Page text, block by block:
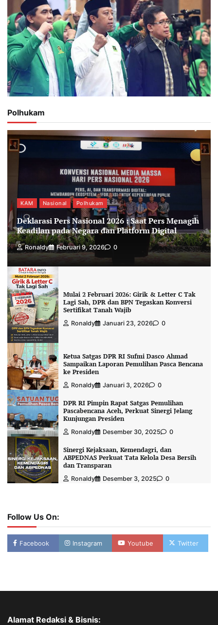
Polhukam
KAM Nasional Polhukam
Deklarasi Pers Nasional 2026 : Saat Pers Menagih
Keadilan pada Negara dan Platform Digital
Ronaldy Februari 9, 2026 0
Mulai 2 Februari 2026: Girik & Letter C Tak
Lagi Sah, DPR dan BPN Tegaskan Konversi
Sertifikat Tanah Wajib
Ronaldy Januari 23, 2026 0
Ketua Satgas DPR RI Sufmi Dasco Ahmad
Sampaikan Laporan Pemulihan Pasca Bencana
ke Presiden
Ronaldy Januari 3, 2026 0
DPR RI Pimpin Rapat Satgas Pemulihan
Pascabencana Aceh, Perkuat Sinergi Jelang
Kunjungan Presiden
Ronaldy Desember 30, 2025 0
Sinergi Kejaksaan, Kemendagri, dan
ABPEDNAS Perkuat Tata Kelola Desa Bersih
dan Transparan
Ronaldy Desember 3, 2025 0
Follow Us On:
Facebook Instagram Youtube Twitter
Alamat Redaksi & Bisnis: